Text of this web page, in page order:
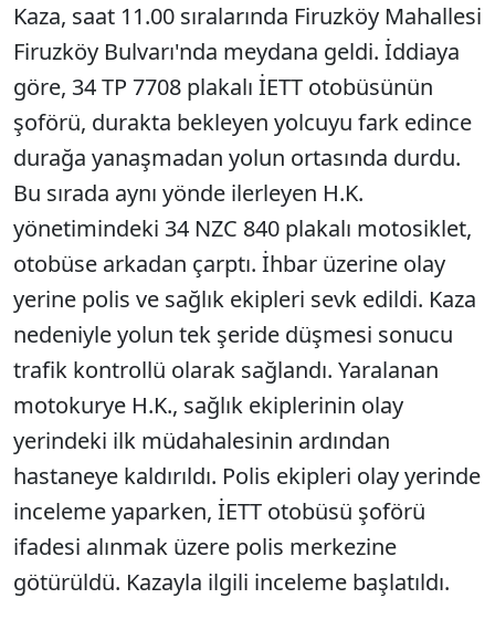
Kaza, saat 11.00 sıralarında Firuzköy Mahallesi
Firuzköy Bulvarı'nda meydana geldi. İddiaya
göre, 34 TP 7708 plakalı İETT otobüsünün
şoförü, durakta bekleyen yolcuyu fark edince
durağa yanaşmadan yolun ortasında durdu.
Bu sırada aynı yönde ilerleyen H.K.
yönetimindeki 34 NZC 840 plakalı motosiklet,
otobüse arkadan çarptı. İhbar üzerine olay
yerine polis ve sağlık ekipleri sevk edildi. Kaza
nedeniyle yolun tek şeride düşmesi sonucu
trafik kontrollü olarak sağlandı. Yaralanan
motokurye H.K., sağlık ekiplerinin olay
yerindeki ilk müdahalesinin ardından
hastaneye kaldırıldı. Polis ekipleri olay yerinde
inceleme yaparken, İETT otobüsü şoförü
ifadesi alınmak üzere polis merkezine
götürüldü. Kazayla ilgili inceleme başlatıldı.